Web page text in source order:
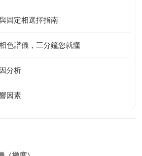
固定相選擇指南
色譜儀，三分鐘您就懂
分析
因素